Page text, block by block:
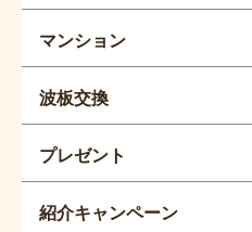
マンション
波板交換
プレゼント
紹介キャンペーン